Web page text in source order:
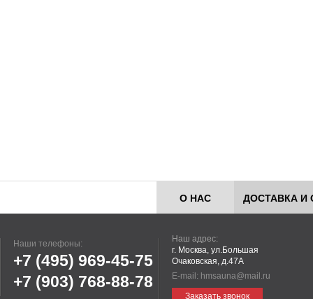
О НАС ДОСТАВКА И
Наши телефоны:
+7 (495) 969-45-75
+7 (903) 768-88-78
Наш адрес:
г. Москва, ул.Большая
Очаковская, д.47А
E-mail: hmsauna@mail.ru
Заказать звонок